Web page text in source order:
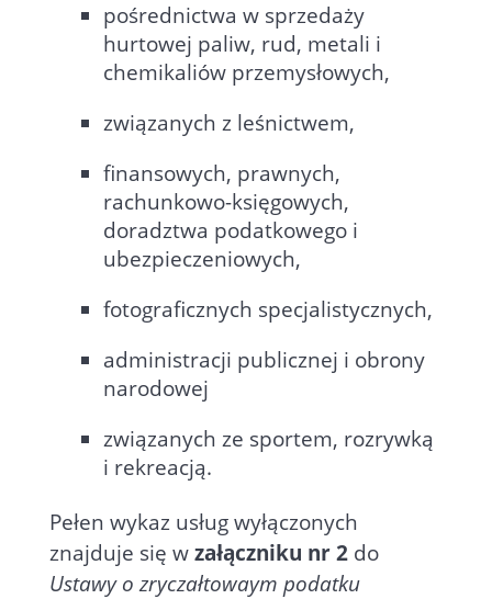
pośrednictwa w sprzedaży
hurtowej paliw, rud, metali i
chemikaliów przemysłowych,
związanych z leśnictwem,
finansowych, prawnych,
rachunkowo-księgowych,
doradztwa podatkowego i
ubezpieczeniowych,
fotograficznych specjalistycznych,
administracji publicznej i obrony
narodowej
związanych ze sportem, rozrywką
i rekreacją.
Pełen wykaz usług wyłączonych
znajduje się wzałączniku nr 2 do
Ustawy o zryczałtowaym podatku